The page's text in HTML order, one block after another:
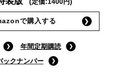
で購入する
年間定期購読
ックナンバー